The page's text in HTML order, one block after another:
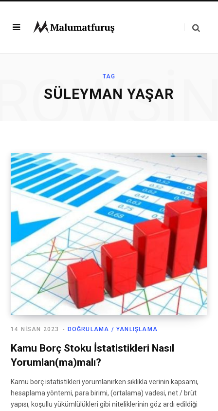
TAG
SÜLEYMAN YAŞAR
DOĞRULAMA / YANLIŞLAMA
14 NISAN 2023
Kamu Borç Stoku İstatistikleri Nasıl
Yorumlan(ma)malı?
Kamu borç istatistikleri yorumlanırken sıklıkla verinin kapsamı,
hesaplama yöntemi, para birimi, (ortalama) vadesi, net / brüt
yapısı, koşullu yükümlülükleri gibi niteliklerinin göz ardı edildiği